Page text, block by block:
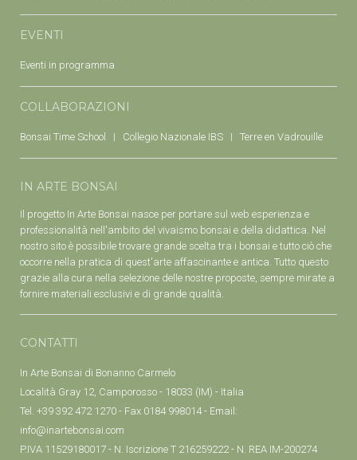
EVENTI
Eventi in programma
COLLABORAZIONI
Bonsai Time School Collegio Nazionale IBS Terre en Vadrouille
IN ARTE BONSAI
Il progetto In Arte Bonsai nasce per portare sul web esperienza e
professionalità nell'ambito del vivaismo bonsai e della didattica. Nel
nostro sito è possibile trovare grande scelta tra i bonsai e tutto ciò che
occorre nella pratica di quest'arte affascinante e antica. Tutto questo
grazie alla cura nella selezione delle nostre proposte, sempre mirate a
fornire materiali esclusivi e di grande qualità.
CONTATTI
In Arte Bonsai di Bonanno Carmelo
Località Gray 12, Camporosso - 18033 (IM) - Italia
Tel. +39 392 472 1270 - Fax 0184 998014 - Email:
info@inartebonsai.com
P.IVA 11529180017 - N. Iscrizione T 216259222 - N. REA IM-200274